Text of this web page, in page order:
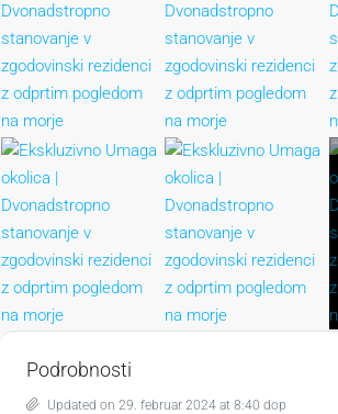
Podrobnosti
Updated on 29. februar 2024 at 8:40 dop